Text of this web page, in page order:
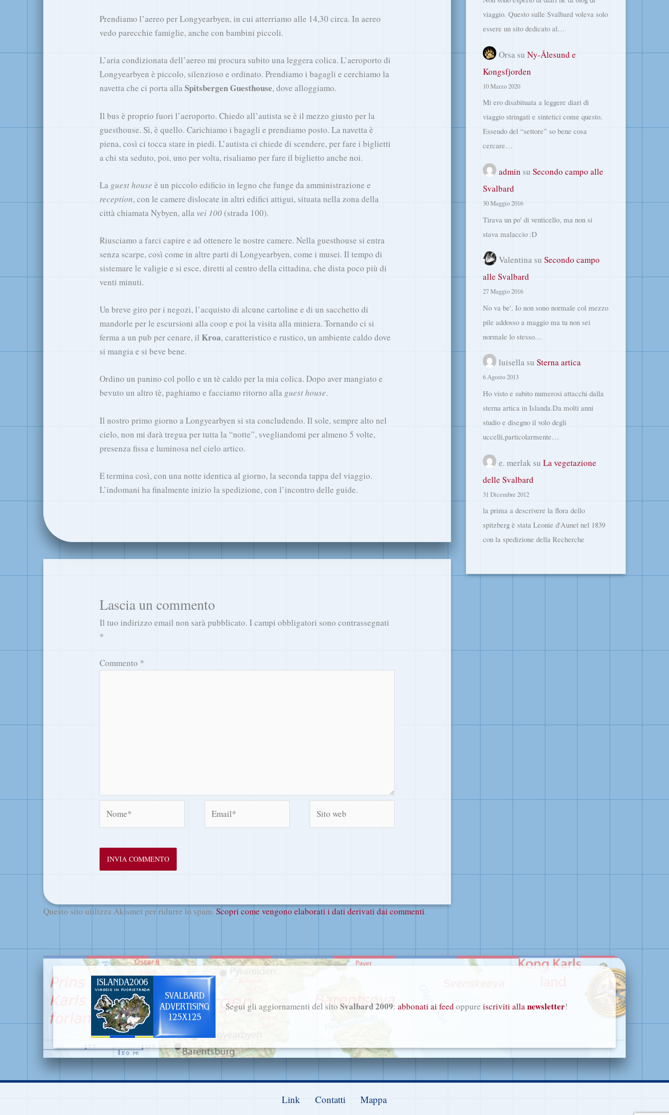
Prendiamo l’aereo per Longyearbyen, in cui atterriamo alle 14,30 circa. In aereo
vedo parecchie famiglie, anche con bambini piccoli.
L’aria condizionata dell’aereo mi procura subito una leggera colica. L’aeroporto di
Longyearbyen è piccolo, silenzioso e ordinato. Prendiamo i bagagli e cerchiamo la
navetta che ci porta allaSpitsbergen Guesthouse, dove alloggiamo.
Il bus è proprio fuori l’aeroporto. Chiedo all’autista se è il mezzo giusto per la
guesthouse. Sì, è quello. Carichiamo i bagagli e prendiamo posto. La navetta è
piena, così ci tocca stare in piedi. L’autista ci chiede di scendere, per fare i biglietti
a chi sta seduto, poi, uno per volta, risaliamo per fare il biglietto anche noi.
La guest house è un piccolo edificio in legno che funge da amministrazione e
reception, con le camere dislocate in altri edifici attigui, situata nella zona della
città chiamata Nybyen, alla vei 100 (strada 100).
Riusciamo a farci capire e ad ottenere le nostre camere. Nella guesthouse si entra
senza scarpe, così come in altre parti di Longyearbyen, come i musei. Il tempo di
sistemare le valigie e si esce, diretti al centro della cittadina, che dista poco più di
venti minuti.
Un breve giro per i negozi, l’acquisto di alcune cartoline e di un sacchetto di
mandorle per le escursioni alla coop e poi la visita alla miniera. Tornando ci si
ferma a un pub per cenare, ilKroa, caratteristico e rustico, un ambiente caldo dove
si mangia e si beve bene.
Ordino un panino col pollo e un tè caldo per la mia colica. Dopo aver mangiato e
bevuto un altro tè, paghiamo e facciamo ritorno alla guest house.
Il nostro primo giorno a Longyearbyen si sta concludendo. Il sole, sempre alto nel
cielo, non mi darà tregua per tutta la “notte”, svegliandomi per almeno 5 volte,
presenza fissa e luminosa nel cielo artico.
E termina così, con una notte identica al giorno, la seconda tappa del viaggio.
L’indomani ha finalmente inizio la spedizione, con l’incontro delle guide.
Lascia un commento
Il tuo indirizzo email non sarà pubblicato. I campi obbligatori sono contrassegnati
*
Commento *
web
Questo sito utilizza Akismet per ridurre lo spam. Scopri come vengono elaborati i dati derivati dai commenti.
viaggio. Questo sulle Svalbard voleva solo
essere un sito dedicato al…
Orsa suNy-Ålesund e
Kongsfjorden
10 Marzo 2020
Mi ero disabituata a leggere diari di
viaggio stringati e sintetici come questo.
Essendo del “settore” so bene cosa
cercare…
admin suSecondo campo alle
Svalbard
30 Maggio 2016
Tirava un po' di venticello, ma non si
stava malaccio :D
Valentina suSecondo campo
alle Svalbard
27 Maggio 2016
No va be'. Io non sono normale col mezzo
pile addosso a maggio ma tu non sei
normale lo stesso…
luisella suSterna artica
6 Agosto 2013
Ho visto e subito numerosi attacchi dalla
sterna artica in Islanda.Da molti anni
studio e disegno il volo degli
uccelli,particolarmente…
e. merlak suLa vegetazione
delle Svalbard
31 Dicembre 2012
la prima a descrivere la flora dello
spitzberg è stata Leonie d'Aunet nel 1839
con la spedizione della Recherche
Segui gli aggiornamenti del sito Svalbard 2009: abbonati ai feed oppure iscriviti allanewsletter!
Link Contatti Mappa